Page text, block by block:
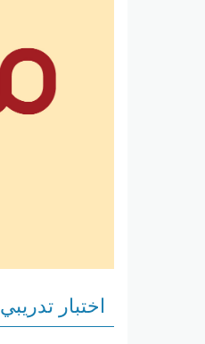
اختبار